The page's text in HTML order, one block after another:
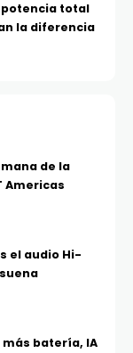
potencia total
la diferencia
de la
Americas
el audio Hi-
batería, IA